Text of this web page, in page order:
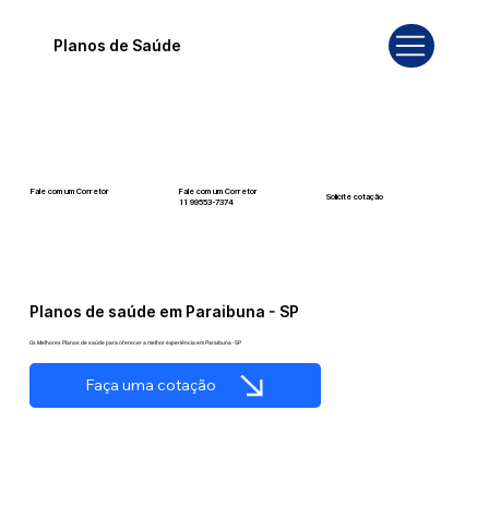
Planos de Saúde
Planos de saúde em Paraibuna - SP
Os Melhores Planos de saúde para oferecer a melhor experiência em Paraibuna - SP
Faça uma cotação
Fale com um Corretor
Fale com um Corretor
11 99553-7374
Solicite cotação